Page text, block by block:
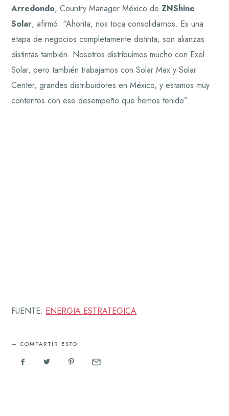
Arredondo, Country Manager México de ZNShine
Solar, afirmó: “Ahorita, nos toca consolidarnos. Es una
etapa de negocios completamente distinta, son alianzas
distintas también. Nosotros distribuimos mucho con Exel
Solar, pero también trabajamos con Solar Max y Solar
Center, grandes distribuidores en México, y estamos muy
contentos con ese desempeño que hemos tenido”.
FUENTE: ENERGIA ESTRATEGICA
COMPARTIR ESTO